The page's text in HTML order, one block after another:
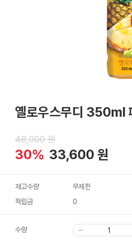
옐로우스무디 350ml
48,000원
30% 33,600원
재고수량
무제한
적립금
0
-1